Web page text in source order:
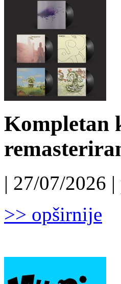
Kompletan
| 27/07/2026
>> opširnije